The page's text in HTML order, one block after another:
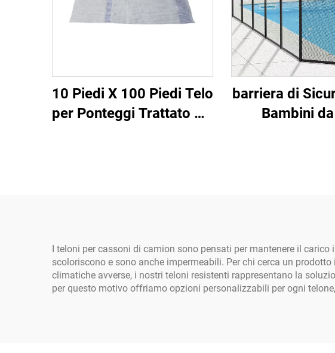
10 Piedi X 100 Piedi Telo
per Ponteggi Trattato UV
barriera di
Bambini
I teloni per cassoni di camion sono pensati per mantenere il
scoloriscono e sono anche impermeabili. Per chi cerca un
climatiche avverse, i nostri teloni resistenti rappresentano la
per questo motivo offriamo opzioni personalizzabili per ogni